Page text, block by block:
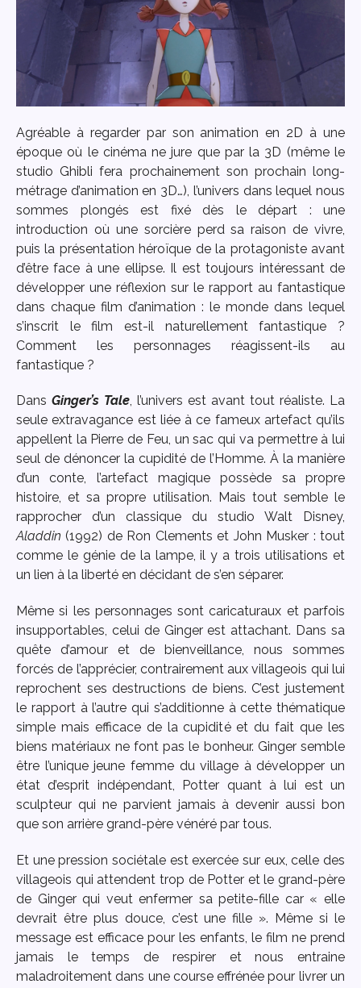
Agréable à regarder par son animation en 2D à une
époque où le cinéma ne jure que par la 3D (même le
studio Ghibli fera prochainement son prochain long-
métrage d’animation en 3D…), l’univers dans lequel nous
sommes plongés est fixé dès le départ : une
introduction où une sorcière perd sa raison de vivre,
puis la présentation héroïque de la protagoniste avant
d’être face à une ellipse. Il est toujours intéressant de
développer une réflexion sur le rapport au fantastique
dans chaque film d’animation : le monde dans lequel
s’inscrit le film est-il naturellement fantastique ?
Comment les personnages réagissent-ils au
fantastique ?
Dans Ginger’s Tale, l’univers est avant tout réaliste. La
seule extravagance est liée à ce fameux artefact qu’ils
appellent la Pierre de Feu, un sac qui va permettre à lui
seul de dénoncer la cupidité de l’Homme. À la manière
d’un conte, l’artefact magique possède sa propre
histoire, et sa propre utilisation. Mais tout semble le
rapprocher d’un classique du studio Walt Disney,
Aladdin (1992) de Ron Clements et John Musker : tout
comme le génie de la lampe, il y a trois utilisations et
un lien à la liberté en décidant de s’en séparer.
Même si les personnages sont caricaturaux et parfois
insupportables, celui de Ginger est attachant. Dans sa
quête d’amour et de bienveillance, nous sommes
forcés de l’apprécier, contrairement aux villageois qui lui
reprochent ses destructions de biens. C’est justement
le rapport à l’autre qui s’additionne à cette thématique
simple mais efficace de la cupidité et du fait que les
biens matériaux ne font pas le bonheur. Ginger semble
être l’unique jeune femme du village à développer un
état d’esprit indépendant, Potter quant à lui est un
sculpteur qui ne parvient jamais à devenir aussi bon
que son arrière grand-père vénéré par tous.
Et une pression sociétale est exercée sur eux, celle des
villageois qui attendent trop de Potter et le grand-père
de Ginger qui veut enfermer sa petite-fille car « elle
devrait être plus douce, c’est une fille ». Même si le
message est efficace pour les enfants, le film ne prend
jamais le temps de respirer et nous entraine
maladroitement dans une course effrénée pour livrer un